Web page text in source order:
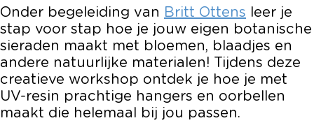
p
B
o
t
a
n
i
s
h
o
p
B
o
t
a
n
s
h
o
p
B
o
t
a
B
o
t
a
n
i
s
k
s
h
o
p
B
o
t
Onder begeleiding van Britt Ottens leer je
stap voor stap hoe je jouw eigen botanische
sieraden maakt met bloemen, blaadjes en
andere natuurlijke materialen! Tijdens deze
creatieve workshop ontdek je hoe je met
UV-resin prachtige hangers en oorbellen
maakt die helemaal bij jou passen.